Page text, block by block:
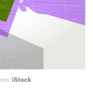
iStock